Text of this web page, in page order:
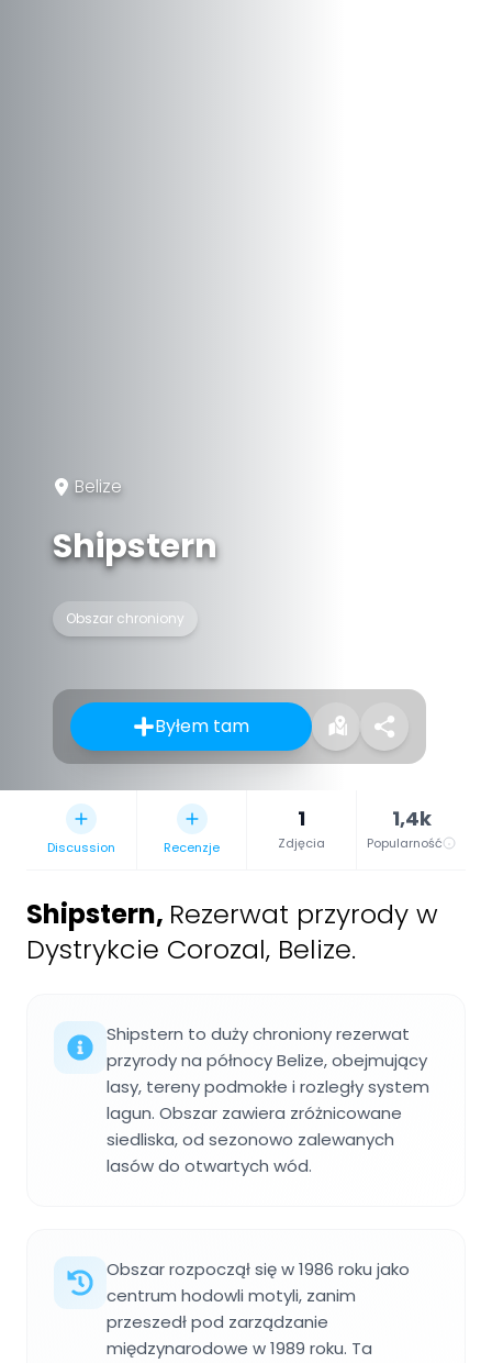
Belize
Shipstern
Obszar chroniony
Byłem tam
Discussion Recenzje
1
Zdjęcia
1,4k
Popularność
Shipstern, Rezerwat przyrody w
Dystrykcie Corozal, Belize.
Shipstern to duży chroniony rezerwat
przyrody na północy Belize, obejmujący
lasy, tereny podmokłe i rozległy system
lagun. Obszar zawiera zróżnicowane
siedliska, od sezonowo zalewanych
lasów do otwartych wód.
Obszar rozpoczął się w 1986 roku jako
centrum hodowli motyli, zanim
przeszedł pod zarządzanie
międzynarodowe w 1989 roku. Ta